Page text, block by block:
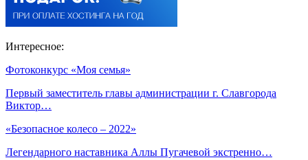
Интересное:
Фотоконкурс «Моя семья»
Первый заместитель главы администрации г. Славгорода
Виктор…
«Безопасное колесо – 2022»
Легендарного наставника Аллы Пугачевой экстренно…